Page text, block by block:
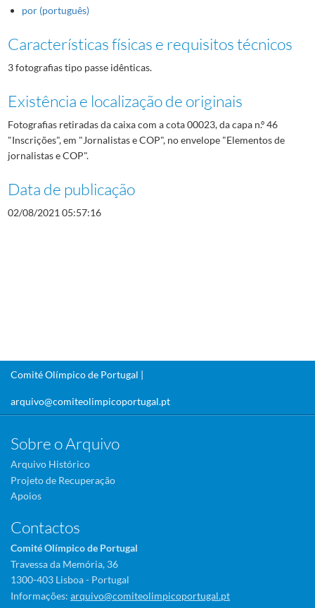
por (português)
Características físicas e requisitos técnicos
3 fotografias tipo passe idênticas.
Existência e localização de originais
Fotografias retiradas da caixa com a cota 00023, da capa n.º 46
"Inscrições", em "Jornalistas e COP", no envelope "Elementos de
jornalistas e COP".
Data de publicação
02/08/2021 05:57:16
Comité Olímpico de Portugal |
arquivo@comiteolimpicoportugal.pt
Sobre o Arquivo
Arquivo Histórico
Projeto de Recuperação
Apoios
Contactos
Comité Olímpico de Portugal
Travessa da Memória, 36
1300-403 Lisboa - Portugal
Informações: arquivo@comiteolimpicoportugal.pt